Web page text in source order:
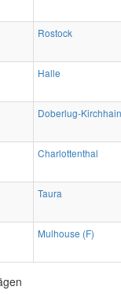
Rostock
Halle
Doberlug-Kirchhain
Charlottenthal
Taura
Mulhouse (F)